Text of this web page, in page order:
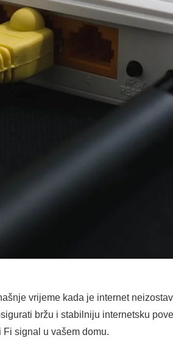
vrijeme kada je internet
bržu i stabilniju internetsku
signal u vašem domu.